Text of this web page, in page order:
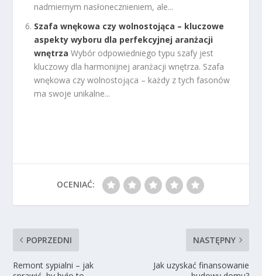
nadmiernym nasłonecznieniem, ale...
Szafa wnękowa czy wolnostojąca – kluczowe
aspekty wyboru dla perfekcyjnej aranżacji
wnętrza Wybór odpowiedniego typu szafy jest
kluczowy dla harmonijnej aranżacji wnętrza. Szafa
wnękowa czy wolnostojąca – każdy z tych fasonów
ma swoje unikalne...
OCENIAĆ:
POPRZEDNI
Remont sypialni – jak
NASTĘPNY
Jak uzyskać finansowanie